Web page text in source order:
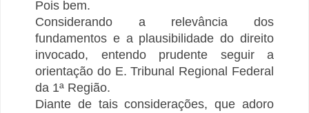
Pois bem.
Considerando a relevância dos
fundamentos e a plausibilidade do direito
invocado, entendo prudente seguir a
orientação do E. Tribunal Regional Federal
da 1ª Região.
Diante de tais considerações, que adoro